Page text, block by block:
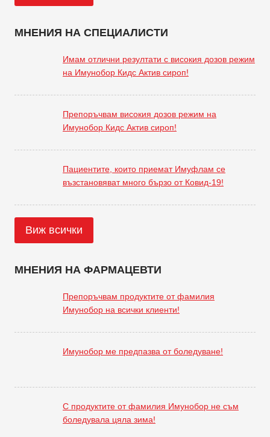
МНЕНИЯ НА СПЕЦИАЛИСТИ
Имам отлични резултати с високия дозов режим
на Имунобор Кидс Актив сироп!
Препоръчвам високия дозов режим на
Имунобор Кидс Актив сироп!
Пациентите, които приемат Имуфлам се
възстановяват много бързо от Ковид-19!
Виж всички
МНЕНИЯ НА ФАРМАЦЕВТИ
Препоръчвам продуктите от фамилия
Имунобор на всички клиенти!
Имунобор ме предпазва от боледуване!
С продуктите от фамилия Имунобор не съм
боледувала цяла зима!